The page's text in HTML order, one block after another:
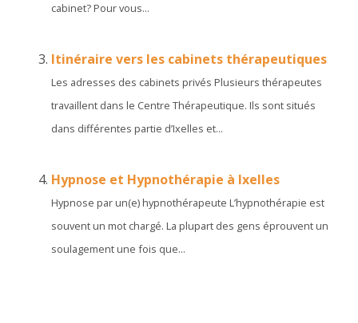
cabinet? Pour vous...
Itinéraire vers les cabinets thérapeutiques
Les adresses des cabinets privés Plusieurs thérapeutes
travaillent dans le Centre Thérapeutique. Ils sont situés
dans différentes partie d’Ixelles et...
Hypnose et Hypnothérapie à Ixelles
Hypnose par un(e) hypnothérapeute L’hypnothérapie est
souvent un mot chargé. La plupart des gens éprouvent un
soulagement une fois que...